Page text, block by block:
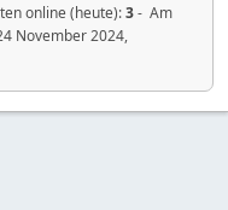
online (heute):3- Am
November 2024,